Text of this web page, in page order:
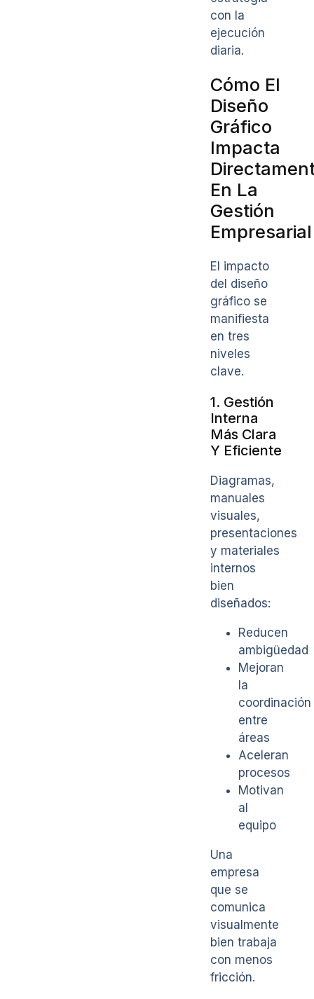
con la
ejecución
diaria.
Cómo El
Diseño
Gráfico
Impacta
En La
Gestión
Empresarial
El impacto
del diseño
gráfico se
manifiesta
en tres
niveles
clave.
1. Gestión
Interna
Más Clara
Y Eficiente
Diagramas,
manuales
visuales,
presentaciones
y materiales
internos
bien
diseñados:
Reducen
ambigüedad
Mejoran
la
coordinación
entre
áreas
Aceleran
procesos
Motivan
al
equipo
Una
empresa
que se
comunica
visualmente
bien trabaja
con menos
fricción.